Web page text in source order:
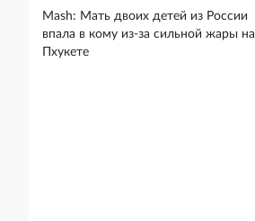
Mash: Мать двоих детей из России
впала в кому из-за сильной жары на
Пхукете